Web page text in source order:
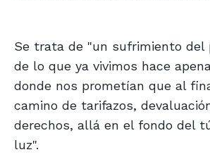
Se trata de "un sufrimiento del
de lo que ya vivimos hace
donde nos prometían que al
camino de tarifazos,
derechos, allá en el fondo del
luz".